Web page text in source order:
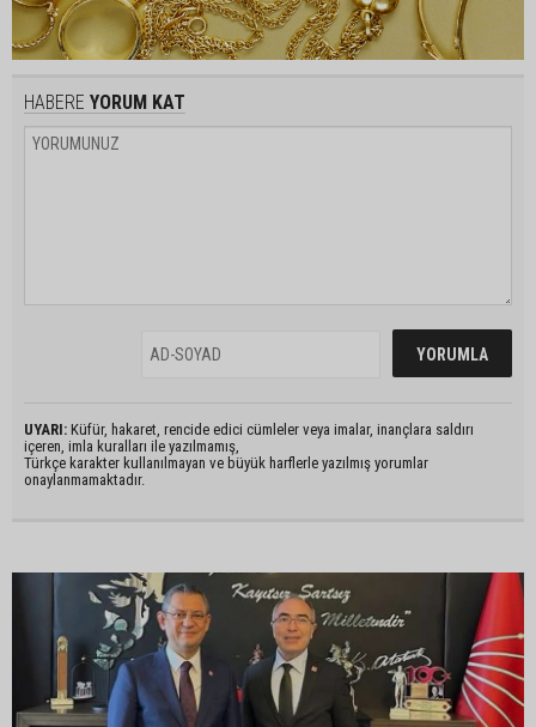
HABERE YORUM KAT
UYARI: Küfür, hakaret, rencide edici cümleler veya imalar, inançlara saldırı
içeren, imla kuralları ile yazılmamış,
Türkçe karakter kullanılmayan ve büyük harflerle yazılmış yorumlar
onaylanmamaktadır.